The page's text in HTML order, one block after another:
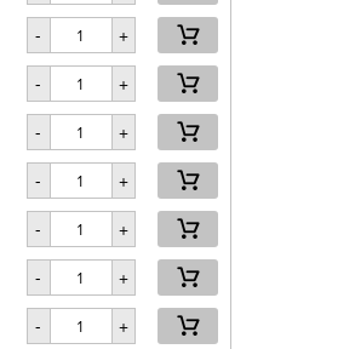
- +
- +
- +
- +
- +
- +
- +